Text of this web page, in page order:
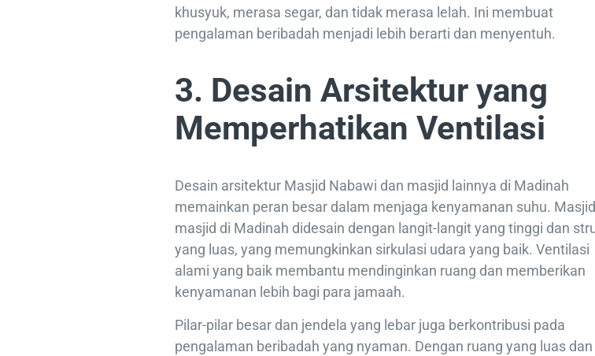
khusyuk, merasa segar, dan tidak merasa lelah. Ini membuat
pengalaman beribadah menjadi lebih berarti dan menyentuh.
3. Desain Arsitektur yang
Memperhatikan Ventilasi
Desain arsitektur Masjid Nabawi dan masjid lainnya di Madinah
memainkan peran besar dalam menjaga kenyamanan suhu.
masjid di Madinah didesain dengan langit-langit yang tinggi dan
yang luas, yang memungkinkan sirkulasi udara yang baik. Ventilasi
alami yang baik membantu mendinginkan ruang dan memberikan
kenyamanan lebih bagi para jamaah.
Pilar-pilar besar dan jendela yang lebar juga berkontribusi pada
pengalaman beribadah yang nyaman. Dengan ruang yang luas dan